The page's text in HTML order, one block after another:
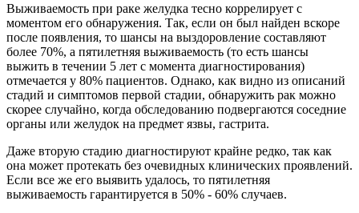
Выживаемость при раке желудка тесно коррелирует с
моментом его обнаружения. Так, если он был найден вскоре
после появления, то шансы на выздоровление составляют
более 70%, а пятилетняя выживаемость (то есть шансы
выжить в течении 5 лет с момента диагностирования)
отмечается у 80% пациентов. Однако, как видно из описаний
стадий и симптомов первой стадии, обнаружить рак можно
скорее случайно, когда обследованию подвергаются соседние
органы или желудок на предмет язвы, гастрита.
Даже вторую стадию диагностируют крайне редко, так как
она может протекать без очевидных клинических проявлений.
Если все же его выявить удалось, то пятилетняя
выживаемость гарантируется в 50% - 60% случаев.